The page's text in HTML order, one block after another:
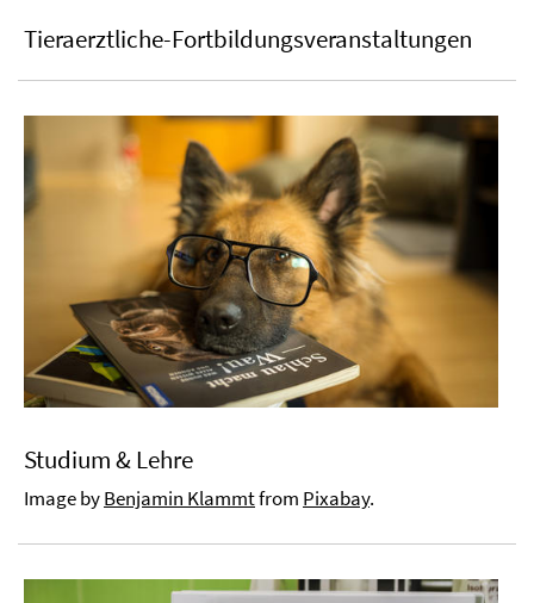
Tieraerztliche-Fortbildungsveranstaltungen
Studium & Lehre
Image byBenjamin Klammtfrom Pixabay.